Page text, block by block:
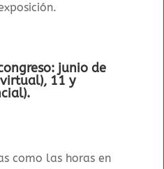
junio de
11 y
como las horas en